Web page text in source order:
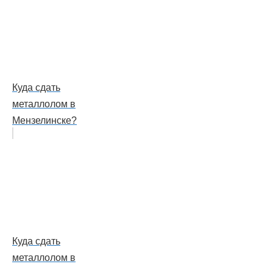
Куда сдать
металлолом в
Мензелинске?
Куда сдать
металлолом в